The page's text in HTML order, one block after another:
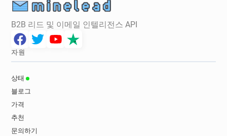
B2B 리드 및 이메일 인텔리전스 API
자원
상태
블로그
가격
추천
문의하기